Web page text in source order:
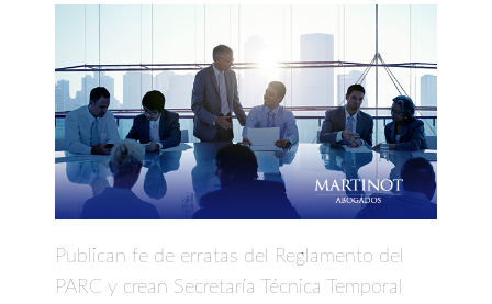
Publican fe de erratas del Reglamento del
PARC y crean Secretaría Técnica Temporal